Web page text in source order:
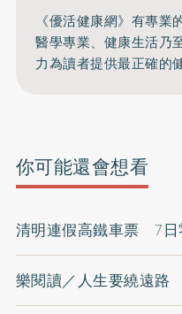
《優活健康網》有專
醫學專業、健康生活乃
力為讀者提供最正確的
你可能還會想看
清明連假高鐵車票 7日
樂閱讀／人生要繞遠路